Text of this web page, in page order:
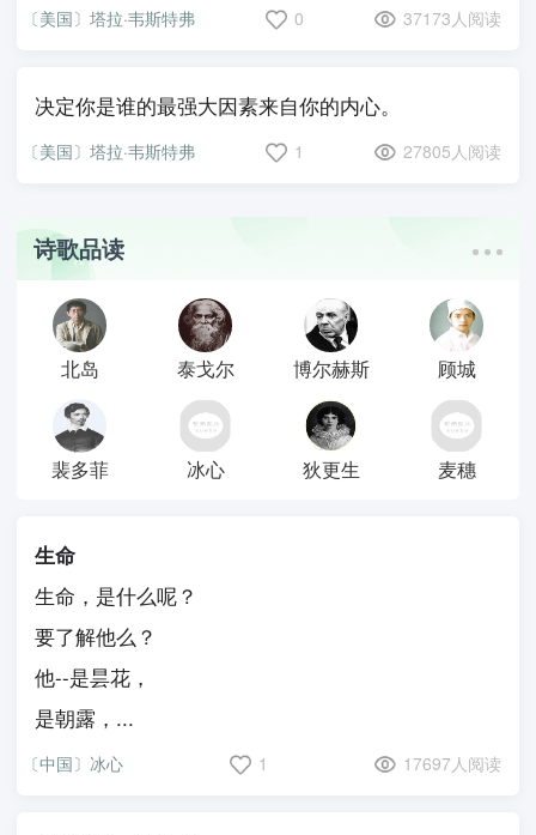
〔美国〕塔拉·韦斯特弗 0 37173人阅读
决定你是谁的最强大因素来自你的内心。
〔美国〕塔拉·韦斯特弗 1 27805人阅读
诗歌品读
北岛 泰戈尔 博尔赫斯 顾城
裴多菲 冰心 狄更生 麦穗
生命
生命，是什么呢？
要了解他么？
他--是昙花，
是朝露，...
〔中国〕冰心 1 17697人阅读